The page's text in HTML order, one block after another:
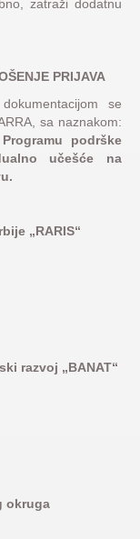
zatraži dodatnu
PRIJAVA
se
sa naznakom:
podrške
učešće na
„RARIS“
razvoj „BANAT“
okruga